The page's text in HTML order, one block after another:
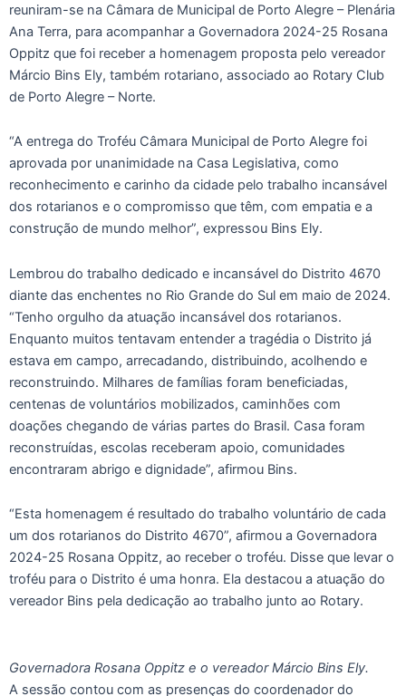
reuniram-se na Câmara de Municipal de Porto Alegre – Plenária
Ana Terra, para acompanhar a Governadora 2024-25 Rosana
Oppitz que foi receber a homenagem proposta pelo vereador
Márcio Bins Ely, também rotariano, associado ao Rotary Club
de Porto Alegre – Norte.
“A entrega do Troféu Câmara Municipal de Porto Alegre foi
aprovada por unanimidade na Casa Legislativa, como
reconhecimento e carinho da cidade pelo trabalho incansável
dos rotarianos e o compromisso que têm, com empatia e a
construção de mundo melhor”, expressou Bins Ely.
Lembrou do trabalho dedicado e incansável do Distrito 4670
diante das enchentes no Rio Grande do Sul em maio de 2024.
“Tenho orgulho da atuação incansável dos rotarianos.
Enquanto muitos tentavam entender a tragédia o Distrito já
estava em campo, arrecadando, distribuindo, acolhendo e
reconstruindo. Milhares de famílias foram beneficiadas,
centenas de voluntários mobilizados, caminhões com
doações chegando de várias partes do Brasil. Casa foram
reconstruídas, escolas receberam apoio, comunidades
encontraram abrigo e dignidade”, afirmou Bins.
“Esta homenagem é resultado do trabalho voluntário de cada
um dos rotarianos do Distrito 4670”, afirmou a Governadora
2024-25 Rosana Oppitz, ao receber o troféu. Disse que levar o
troféu para o Distrito é uma honra. Ela destacou a atuação do
vereador Bins pela dedicação ao trabalho junto ao Rotary.
Governadora Rosana Oppitz e o vereador Márcio Bins Ely.
A sessão contou com as presenças do coordenador do